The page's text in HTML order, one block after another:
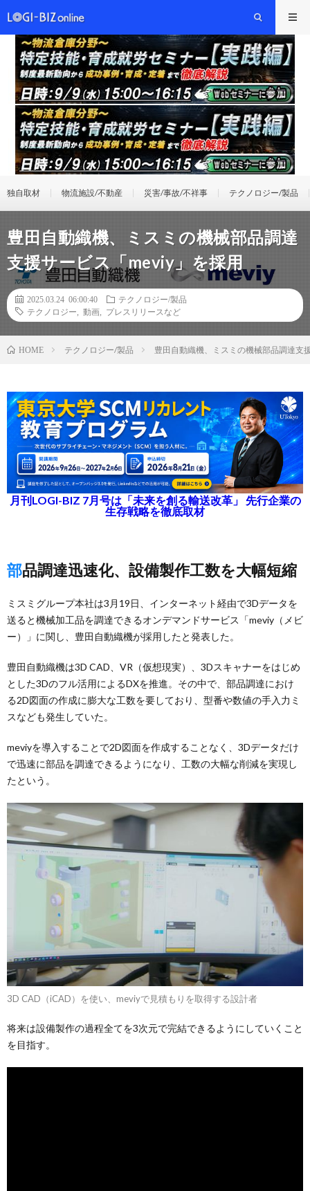
独自取材 物流施設/不動産 災害/事故/不祥事 テクノロジー/製品
豊田自動織機、ミスミの機械部品調達
支援サービス「meviy」を採用
2025.03.24 06:00:40
テクノロジー/製品
テクノロジー
動画 プレスリリースなど
HOME テクノロジー/製品 豊田自動織機、ミスミの機械部品調達支
月刊LOGI-BIZ 7月号は「未来を創る輸送改革」 先行企業の
生存戦略を徹底取材
部品調達迅速化、設備製作工数を大幅短縮
ミスミグループ本社は3月19日、インターネット経由で3Dデータを
送ると機械加工品を調達できるオンデマンドサービス「meviy（メビ
ー）」に関し、豊田自動織機が採用したと発表した。
豊田自動織機は3D CAD、VR（仮想現実）、3Dスキャナーをはじめ
とした3Dのフル活用によるDXを推進。その中で、部品調達におけ
る2D図面の作成に膨大な工数を要しており、型番や数値の手入力ミ
スなども発生していた。
meviyを導入することで2D図面を作成することなく、3Dデータだけ
で迅速に部品を調達できるようになり、工数の大幅な削減を実現し
たという。
3D CAD（iCAD）を使い、meviyで見積もりを取得する設計者
将来は設備製作の過程全てを3次元で完結できるようにしていくこと
を目指す。